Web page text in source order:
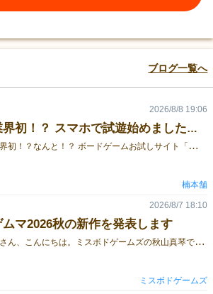
ブログ一覧へ
業界初！？ スマホで試遊始めました！【ガチャポーカー】
業
界初！？なんと！？ ボードゲームお試しサイト「ボドゲみっけ」様にて、『ガチャポーカー』の試遊がスタートしました！✨✅ CPU対戦だから1人で今すぐ遊べる！✅ スマホでもPCでもサクサク動作！✅ 丁寧なルール説明（チュートリアル）付きで、説明書いらず！「どんなゲームか気になる…」という方は、まずは無料ガチャを回す感覚で遊んでみてください！👇 『ガチャポーカー』サクッとお試しプレイはこちら！［試遊リンク］👇 ゲームが楽しかったら、予約もできます！［予約リンク］ ＼ ボドゲみっけとは？ ／［ボドゲみっけのリンクはこちら］🎲 ボドゲ診断で、あなたにぴったりの作品が見つかる！🃏 『ガチャポーカー』のように、チュートリアル付きのお試しルールで遊べる機能も！📣 現在、「ボドゲみっけ」に掲載する【ゲムマ秋の新作】を大募集中だそうです！興味のあるゲムマ出展者さんは、ぜひ「ボドゲみっけ」さんへXでお問い合わせを！
2026/8/8 19:06
楠本舗
ムマ2026秋の新作を発表します
皆
さん、こんにちは。ミスボドゲームズの秋山真琴です。ゲームマーケット2026秋まで約2ヶ月となりましたね。今回も早めに準備を進めることができていますので、少し早いですが、新作を発表することにします。■カードゲーム『しりとりんね』プレイ人数：2～7人プレイ時間：15分価格：2,000円（ゲームマーケット特価、通常価格：2,200円）作品紹介ページ：https://gamemarket.jp/game/188737ルールの公開や取り置き予約の受け付けは、8月10日（月）を予定しています！
2026/8/7 18:10
ミスボドゲームズ